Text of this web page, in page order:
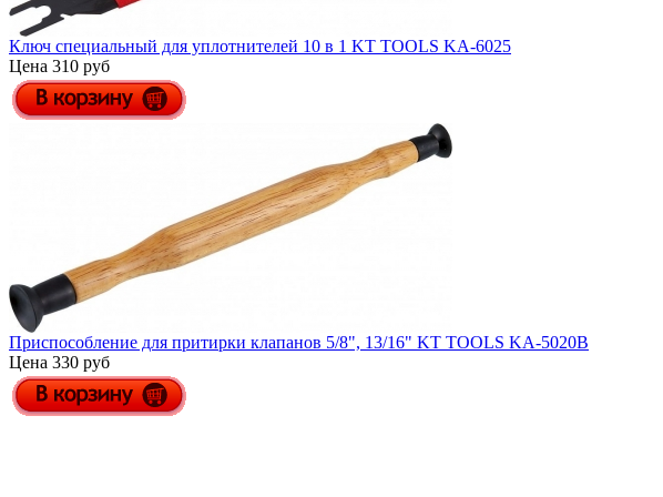
Ключ специальный для уплотнителей 10 в 1 KT TOOLS KA-6025
Цена 310 руб
Приспособление для притирки клапанов 5/8", 13/16" KT TOOLS KA-5020B
Цена 330 руб